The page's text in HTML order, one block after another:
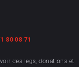
80 08 71
des legs, donations et